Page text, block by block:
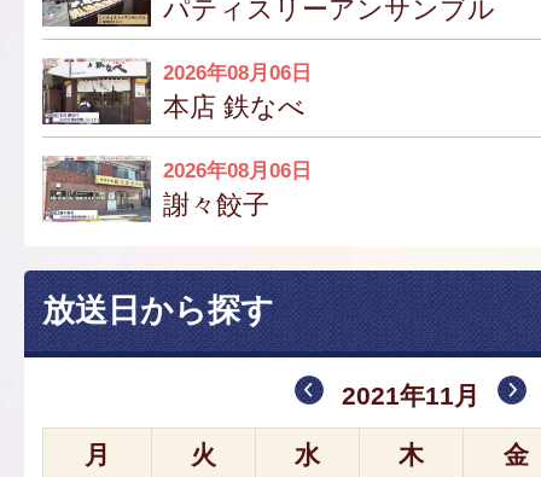
パティスリーアンサンブル
2026年08月06日
本店 鉄なべ
2026年08月06日
謝々餃子
放送日から探す
2021年11月
月 火 水 木
金